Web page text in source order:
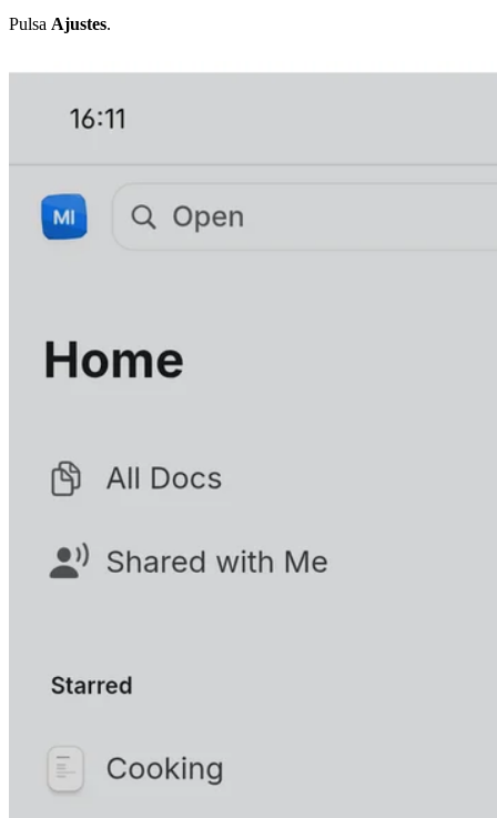
Pulsa Ajustes.